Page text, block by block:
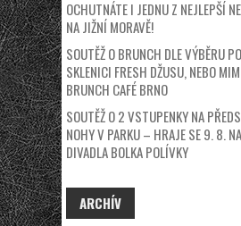
OCHUTNÁTE I JEDNU Z NEJLEPŠÍ
NA JIŽNÍ MORAVĚ!
SOUTĚŽ O BRUNCH DLE VÝBĚRU
SKLENICI FRESH DŽUSU, NEBO
BRUNCH CAFÉ BRNO
SOUTĚŽ O 2 VSTUPENKY NA
NOHY V PARKU – HRAJE SE 9. 8.
DIVADLA BOLKA POLÍVKY
ARCHÍV
ARCHÍV